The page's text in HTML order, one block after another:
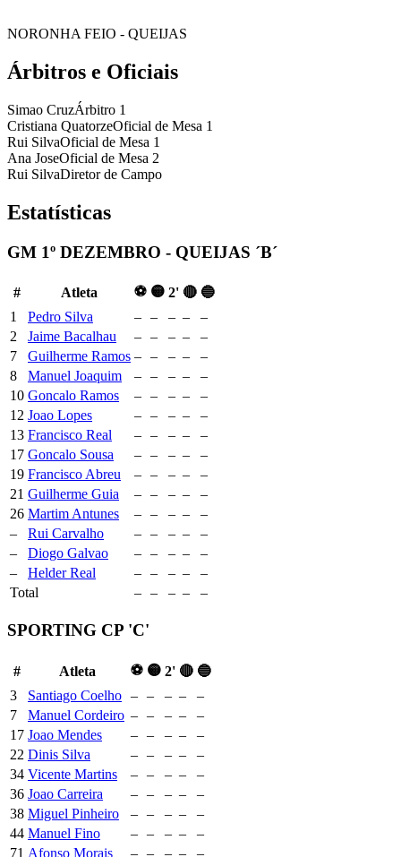
NORONHA FEIO - QUEIJAS
Árbitros e Oficiais
Simao CruzÁrbitro 1
Cristiana QuatorzeOficial de Mesa 1
Rui SilvaOficial de Mesa 1
Ana JoseOficial de Mesa 2
Rui SilvaDiretor de Campo
Estatísticas
GM 1º DEZEMBRO - QUEIJAS ´B´
# Atleta ⚽ 🟡 2' 🔴 🔵
1
Pedro Silva – – – –
–
2
Jaime Bacalhau – – – –
–
7
Guilherme Ramos – – – –
–
8
Manuel Joaquim – – – –
–
10 Goncalo Ramos – – – –
–
12 Joao Lopes – – – –
–
13 Francisco Real – – – –
–
17 Goncalo Sousa – – – –
–
19 Francisco Abreu – – – –
–
21 Guilherme Guia – – – –
–
26 Martim Antunes – – – –
–
–
Rui Carvalho – – – –
–
–
Diogo Galvao – – – –
–
–
Helder Real – – – –
–
Total
– – – – –
SPORTING CP 'C'
# Atleta ⚽ 🟡 2' 🔴 🔵
3
Santiago Coelho – – – –
–
7
Manuel Cordeiro – – – –
–
17 Joao Mendes – – – –
–
22 Dinis Silva – – – –
–
34 Vicente Martins – – – –
–
36 Joao Carreira – – – –
–
38 Miguel Pinheiro – – – –
–
44 Manuel Fino – – – –
–
71 Afonso Morais – – – – –